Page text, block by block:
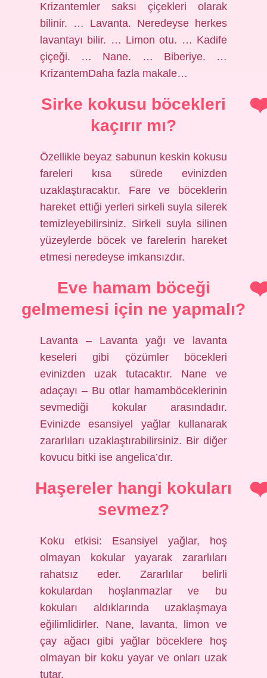
Krizantemler saksı çiçekleri olarak
bilinir. … Lavanta. Neredeyse herkes
lavantayı bilir. … Limon otu. … Kadife
çiçeği. … Nane. … Biberiye. …
KrizantemDaha fazla makale…
Sirke kokusu böcekleri
kaçırır mı?
Özellikle beyaz sabunun keskin kokusu
fareleri kısa sürede evinizden
uzaklaştıracaktır. Fare ve böceklerin
hareket ettiği yerleri sirkeli suyla silerek
temizleyebilirsiniz. Sirkeli suyla silinen
yüzeylerde böcek ve farelerin hareket
etmesi neredeyse imkansızdır.
Eve hamam böceği
gelmemesi için ne yapmalı?
Lavanta – Lavanta yağı ve lavanta
keseleri gibi çözümler böcekleri
evinizden uzak tutacaktır. Nane ve
adaçayı – Bu otlar hamamböceklerinin
sevmediği kokular arasındadır.
Evinizde esansiyel yağlar kullanarak
zararlıları uzaklaştırabilirsiniz. Bir diğer
kovucu bitki ise angelica’dır.
Haşereler hangi kokuları
sevmez?
Koku etkisi: Esansiyel yağlar, hoş
olmayan kokular yayarak zararlıları
rahatsız eder. Zararlılar belirli
kokulardan hoşlanmazlar ve bu
kokuları aldıklarında uzaklaşmaya
eğilimlidirler. Nane, lavanta, limon ve
çay ağacı gibi yağlar böceklere hoş
olmayan bir koku yayar ve onları uzak
tutar.